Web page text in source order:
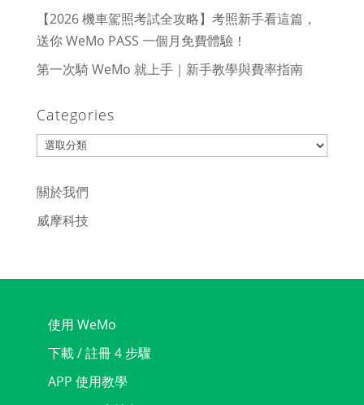
【2026 機車駕照考試全攻略】考照新手看這篇，
送你 WeMo PASS 一個月免費體驗！
第一次騎 WeMo 就上手｜新手教學與費率指南
Categories
Categories
關於我們
威摩科技
使用 WeMo
下載 / 註冊 4 步驟
APP 使用教學